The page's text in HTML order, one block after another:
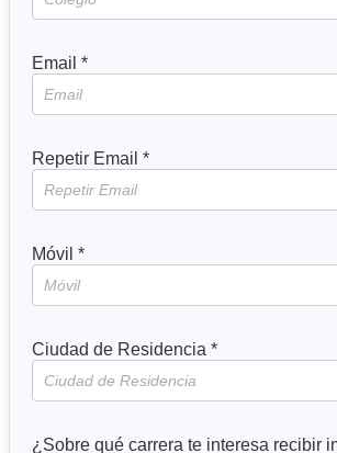
Email *
Repetir Email *
Móvil *
Ciudad de Residencia *
¿Sobre qué carrera te interesa recibir